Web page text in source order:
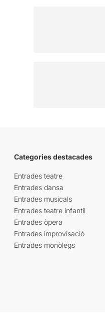
Categories destacades
Entrades teatre
Entrades dansa
Entrades musicals
Entrades teatre infantil
Entrades òpera
Entrades improvisació
Entrades monòlegs